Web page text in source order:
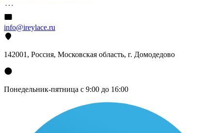
info@ireylace.ru
142001 , Россия, Московская область, г. Домодедово
Понедельник-пятница с 9:00 до 16:00